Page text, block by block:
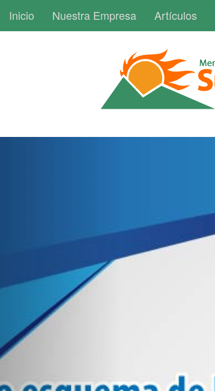
Inicio Nuestra Empresa Artículos